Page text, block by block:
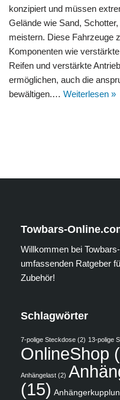
konzipiert und müssen
Gelände wie Sand,
meistern. Diese Fahrzeuge
Komponenten wie
Reifen und verstärkte
ermöglichen, auch die
bewältigen.… Weiterlesen »
Towbars-
Willkommen bei
umfassenden Ratgeber
Zubehör!
Schlagwörter
7-polige Steckdose (2) 13-polige
OnlineShop
Anhängelast (2)
(15)